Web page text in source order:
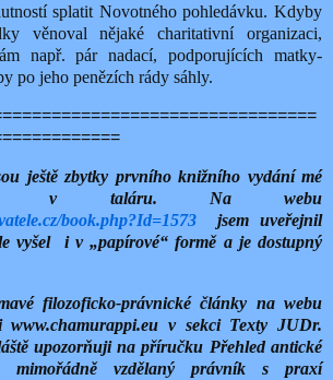
splatit Novotného pohledávku. Kdyby
věnoval nějaké charitativní organizaci,
např. pár nadací, podporujících matky-
po jeho penězích rády sáhly.
ještě zbytky prvního knižního vydání mé
v taláru. Na webu
book.php?Id=1573 jsem uveřejnil
vyšel i v „papírové“ formě a je dostupný
filozoficko-právnické články na webu
www.chamurappi.eu v sekci Texty JUDr.
upozorňuji na příručku Přehled antické
mimořádně vzdělaný právník s praxí